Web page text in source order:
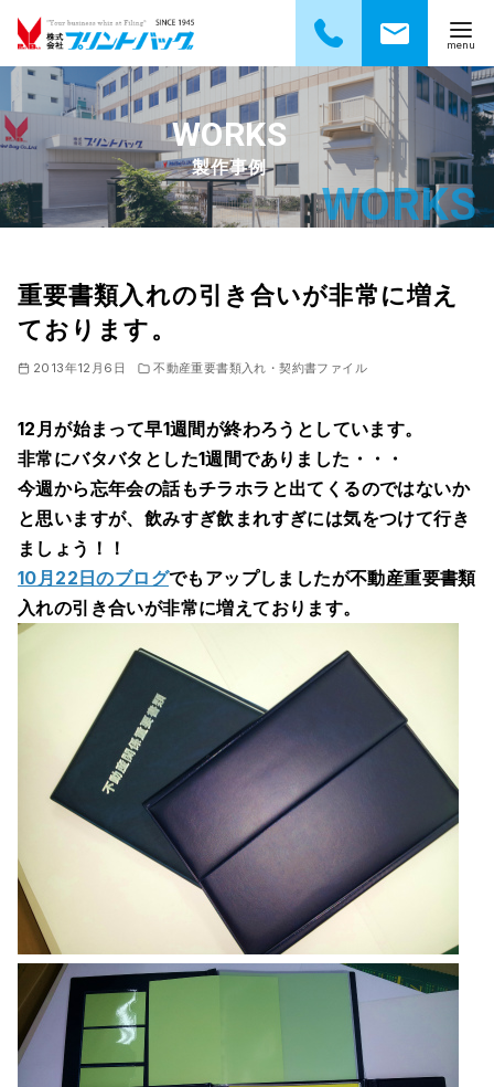
ン
テ
ツ
へ
製作事例
重要書類入れの引き合いが非常に増え
ております。
2013年12月6日 不動産重要書類入れ・契約書ファイル
12月が始まって早1週間が終わろうとしています。
非常にバタバタとした1週間でありました・・・
今週から忘年会の話もチラホラと出てくるのではないか
と思いますが、飲みすぎ飲まれすぎには気をつけて行き
ましょう！！
10月22日のブログでもアップしましたが不動産重要書類
入れの引き合いが非常に増えております。